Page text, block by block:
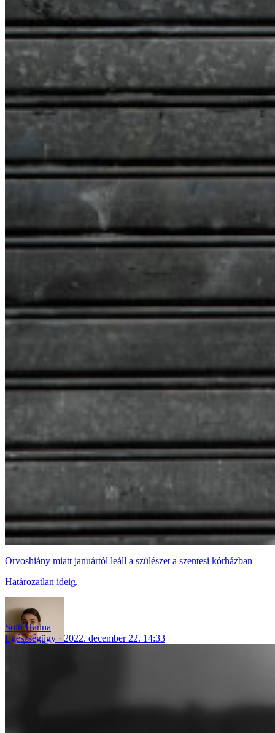
Orvoshiány miatt januártól leáll a szülészet a szentesi kórházban
Határozatlan ideig.
Solti Hanna
Egészségügy
2022. december 22. 14:33